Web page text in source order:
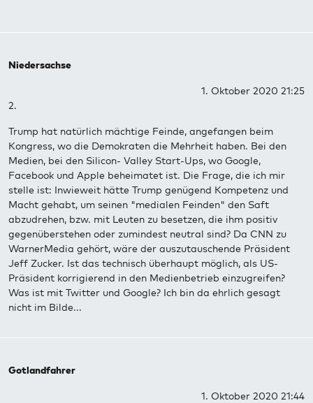
Niedersachse
1. Oktober 2020 21:25
2.
Trump hat natürlich mächtige Feinde, angefangen beim
Kongress, wo die Demokraten die Mehrheit haben. Bei den
Medien, bei den Silicon- Valley Start-Ups, wo Google,
Facebook und Apple beheimatet ist. Die Frage, die ich mir
stelle ist: Inwieweit hätte Trump genügend Kompetenz und
Macht gehabt, um seinen "medialen Feinden" den Saft
abzudrehen, bzw. mit Leuten zu besetzen, die ihm positiv
gegenüberstehen oder zumindest neutral sind? Da CNN zu
WarnerMedia gehört, wäre der auszutauschende Präsident
Jeff Zucker. Ist das technisch überhaupt möglich, als US-
Präsident korrigierend in den Medienbetrieb einzugreifen?
Was ist mit Twitter und Google? Ich bin da ehrlich gesagt
nicht im Bilde...
Gotlandfahrer
1. Oktober 2020 21:44